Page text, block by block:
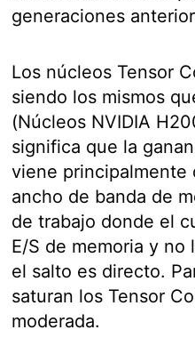
generaciones
Los núcleos Tensor
siendo los mismos
(Núcleos NVIDIA
significa que la
viene principalmente
ancho de banda de
de trabajo donde el
E/S de memoria y no
el salto es directo.
saturan los Tensor
moderada.